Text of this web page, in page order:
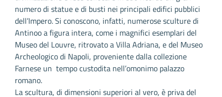
numero di statue e di busti nei principali edifici pubblici
dell’Impero. Si conoscono, infatti, numerose sculture di
Antinoo a figura intera, come i magnifici esemplari del
Museo del Louvre, ritrovato a Villa Adriana, e del Museo
Archeologico di Napoli, proveniente dalla collezione
Farnese un tempo custodita nell’omonimo palazzo
romano.
La scultura, di dimensioni superiori al vero, è priva del